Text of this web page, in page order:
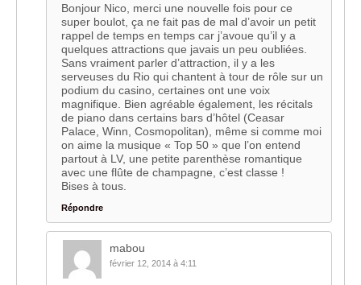
Bonjour Nico, merci une nouvelle fois pour ce
super boulot, ça ne fait pas de mal d’avoir un petit
rappel de temps en temps car j’avoue qu’il y a
quelques attractions que javais un peu oubliées.
Sans vraiment parler d’attraction, il y a les
serveuses du Rio qui chantent à tour de rôle sur un
podium du casino, certaines ont une voix
magnifique. Bien agréable également, les récitals
de piano dans certains bars d’hôtel (Ceasar
Palace, Winn, Cosmopolitan), même si comme moi
on aime la musique « Top 50 » que l’on entend
partout à LV, une petite parenthèse romantique
avec une flûte de champagne, c’est classe !
Bises à tous.
Répondre
mabou
février 12, 2014 à 4:11